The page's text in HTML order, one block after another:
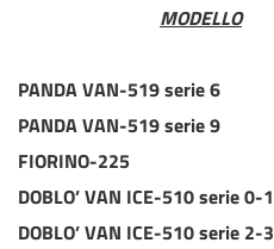
MODELLO
PANDA VAN-519 serie 6
PANDA VAN-519 serie 9
FIORINO-225
DOBLO’ VAN ICE-510 serie 0-1
DOBLO’ VAN ICE-510 serie 2-3